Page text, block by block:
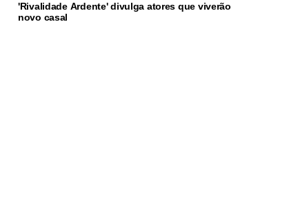
'Rivalidade Ardente' divulga atores que viverão
novo casal